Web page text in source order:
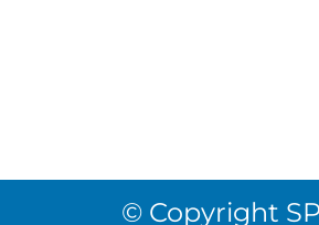
© Copyright